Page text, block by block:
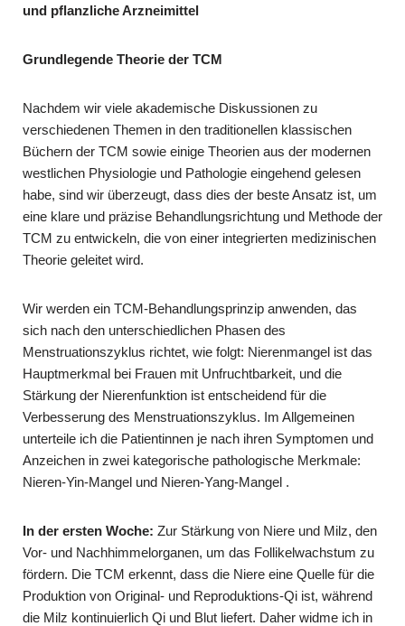
und pflanzliche Arzneimittel
Grundlegende Theorie der TCM
Nachdem wir viele akademische Diskussionen zu
verschiedenen Themen in den traditionellen klassischen
Büchern der TCM sowie einige Theorien aus der modernen
westlichen Physiologie und Pathologie eingehend gelesen
habe, sind wir überzeugt, dass dies der beste Ansatz ist, um
eine klare und präzise Behandlungsrichtung und Methode der
TCM zu entwickeln, die von einer integrierten medizinischen
Theorie geleitet wird.
Wir werden ein TCM-Behandlungsprinzip anwenden, das
sich nach den unterschiedlichen Phasen des
Menstruationszyklus richtet, wie folgt: Nierenmangel ist das
Hauptmerkmal bei Frauen mit Unfruchtbarkeit, und die
Stärkung der Nierenfunktion ist entscheidend für die
Verbesserung des Menstruationszyklus. Im Allgemeinen
unterteile ich die Patientinnen je nach ihren Symptomen und
Anzeichen in zwei kategorische pathologische Merkmale:
Nieren-Yin-Mangel und Nieren-Yang-Mangel .
In der ersten Woche: Zur Stärkung von Niere und Milz, den
Vor- und Nachhimmelorganen, um das Follikelwachstum zu
fördern. Die TCM erkennt, dass die Niere eine Quelle für die
Produktion von Original- und Reproduktions-Qi ist, während
die Milz kontinuierlich Qi und Blut liefert. Daher widme ich in